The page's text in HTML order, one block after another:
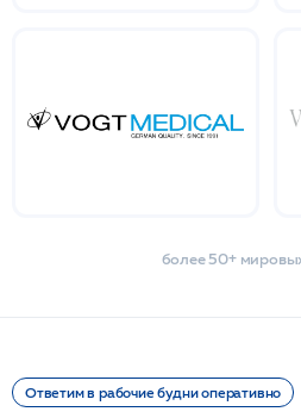
более 50+
Ответим в рабочие будни оперативно